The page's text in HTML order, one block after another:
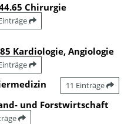
Chirurgie
Kardiologie, Angiologie
11 Einträge
und Forstwirtschaft